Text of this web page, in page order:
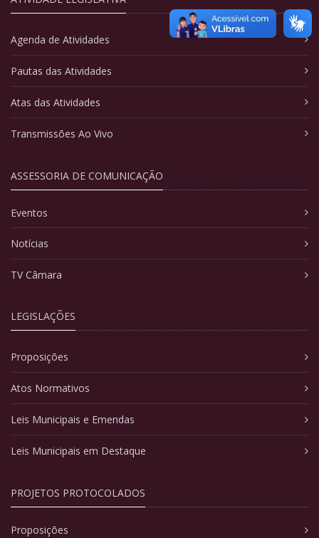
Agenda de Atividades
Pautas das Atividades
Atas das Atividades
Transmissões Ao Vivo
ASSESSORIA DE COMUNICAÇÃO
Eventos
Notícias
TV Câmara
LEGISLAÇÕES
Proposições
Atos Normativos
Leis Municipais e Emendas
Leis Municipais em Destaque
PROJETOS PROTOCOLADOS
Proposições